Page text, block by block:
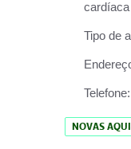
cardíaca
Tipo de
Telefone:
NOVAS